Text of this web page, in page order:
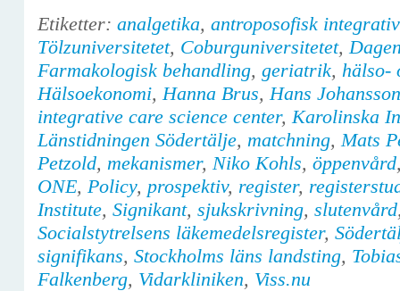
Etiketter: analgetika, antroposofisk
Tölzuniversitetet, Coburguniversitetet,
Farmakologisk behandling, geriatrik, hälso-
Hälsoekonomi,Hanna Brus,Hans Johansson
integrative care science center,Karolinska
Länstidningen Södertälje, matchning,Mats
Petzold, mekanismer, Niko Kohls, öppenvård
ONE, Policy, prospektiv, register,
Institute, Signikant, sjukskrivning, slutenvård
Socialstytrelsens läkemedelsregister,
signifikans, Stockholms läns landsting,
Falkenberg, Vidarkliniken, Viss.nu